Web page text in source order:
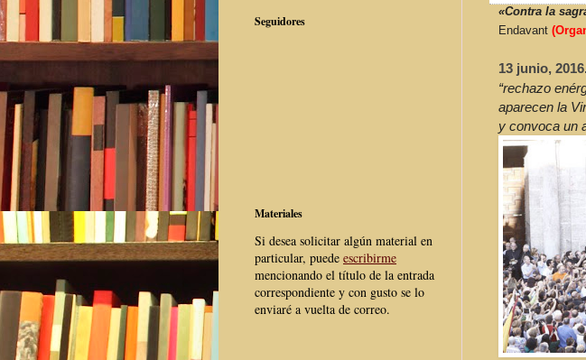
«Contra la
Endavant
13 junio,
“rechazo
aparecen la
y convoca un
Seguidores
Materiales
Si desea solicitar algún material en
particular, puede escribirme
mencionando el título de la entrada
correspondiente y con gusto se lo
enviaré a vuelta de correo.